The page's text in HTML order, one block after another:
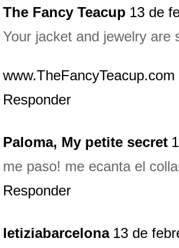
The Fancy Teacup 13 de
Your jacket and jewelry are
www.TheFancyTeacup.com
Responder
Paloma, My petite secret
me paso! me ecanta el
Responder
letiziabarcelona 13 de